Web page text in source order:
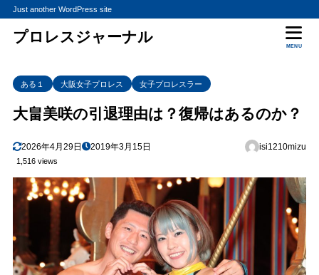
Just another WordPress site
プロレスジャーナル
MENU
ある１ 大阪女子プロレス 女子プロレスラー
大畠美咲の引退理由は？復帰はあるのか？
2026年4月29日 2019年3月15日 isi1210mizu
1,516 views